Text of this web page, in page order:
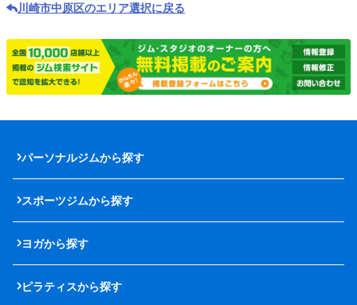
川崎市中原区のエリア選択に戻る
パーソナルジムから探す
スポーツジムから探す
ヨガから探す
ピラティスから探す